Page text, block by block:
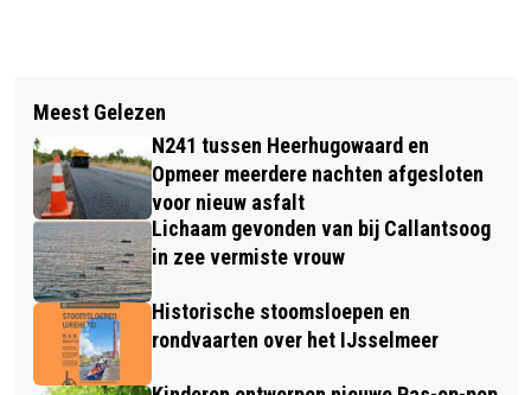
BELBUS BETROKKEN BIJ ONGEVAL IN
ALKMAAR
INNOVATIE CENTRAAL BIJ NIEUW
ONDERNEMERSEVENT IN AFAS
STADION
Meest Gelezen
N241 tussen Heerhugowaard en
Opmeer meerdere nachten afgesloten
voor nieuw asfalt
Lichaam gevonden van bij Callantsoog
in zee vermiste vrouw
Historische stoomsloepen en
rondvaarten over het IJsselmeer